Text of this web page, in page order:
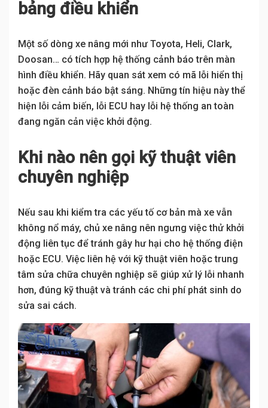
bảng điều khiển
Một số dòng xe nâng mới như Toyota, Heli, Clark,
Doosan… có tích hợp hệ thống cảnh báo trên màn
hình điều khiển. Hãy quan sát xem có mã lỗi hiển thị
hoặc đèn cảnh báo bật sáng. Những tín hiệu này thể
hiện lỗi cảm biến, lỗi ECU hay lỗi hệ thống an toàn
đang ngăn cản việc khởi động.
Khi nào nên gọi kỹ thuật viên
chuyên nghiệp
Nếu sau khi kiểm tra các yếu tố cơ bản mà xe vẫn
không nổ máy, chủ xe nâng nên ngưng việc thử khởi
động liên tục để tránh gây hư hại cho hệ thống điện
hoặc ECU. Việc liên hệ với kỹ thuật viên hoặc trung
tâm sửa chữa chuyên nghiệp sẽ giúp xử lý lỗi nhanh
hơn, đúng kỹ thuật và tránh các chi phí phát sinh do
sửa sai cách.